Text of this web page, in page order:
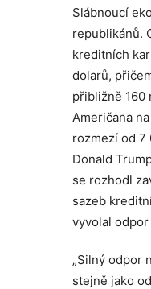
Slábnoucí
republikánů.
kreditních
dolarů,
přibližně 160
Američana
rozmezí od 7
Donald
se rozhodl
sazeb
vyvolal
„Silný odpor
stejně jako